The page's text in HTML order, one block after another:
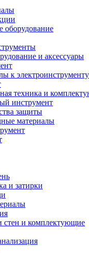
оборудование
и аксессуары
к электроинструменту
техника и
инструмент
защиты
материалы
и затирки
стен и комплектующие